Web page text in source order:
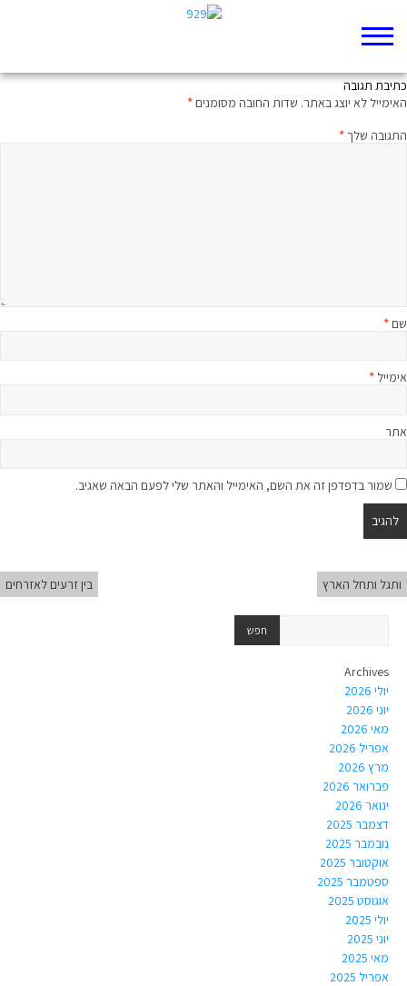
כתיבת תגובה
האימייל לא יוצג באתר. שדות החובה מסומנים*
התגובה שלך*
שם*
אימייל *
אתר
שמור בדפדפן זה את השם, האימייל והאתר שלי לפעם הבאה שאגיב.
ותגל ותחל הארץ בין זרעים לאזרחים
Archives
יולי 2026
יוני 2026
מאי 2026
אפריל 2026
מרץ 2026
פברואר 2026
ינואר 2026
דצמבר 2025
נובמבר 2025
אוקטובר 2025
ספטמבר 2025
אוגוסט 2025
יולי 2025
יוני 2025
מאי 2025
אפריל 2025